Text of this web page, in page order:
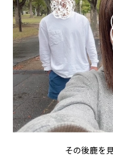
その後鹿を